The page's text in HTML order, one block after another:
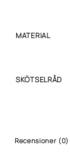
MATERIAL
SKÖTSELRÅD
Recensioner (0)